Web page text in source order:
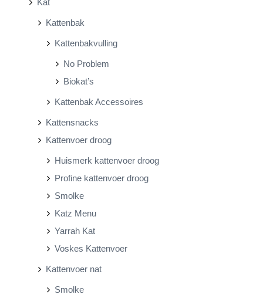
Kattenbak
Kattenbakvulling
No Problem
Biokat’s
Kattenbak Accessoires
Kattensnacks
Kattenvoer droog
Huismerk kattenvoer droog
Profine kattenvoer droog
Smolke
Katz Menu
Yarrah Kat
Voskes Kattenvoer
Kattenvoer nat
Smolke